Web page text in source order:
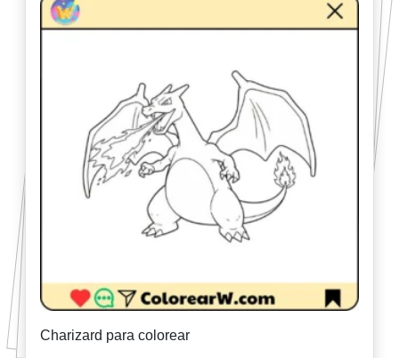
Charizard para colorear